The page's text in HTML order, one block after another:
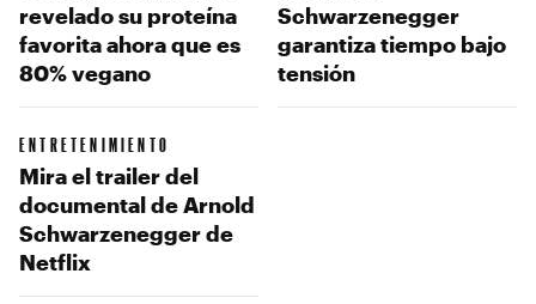
revelado su proteína
favorita ahora que es
80% vegano
Schwarzenegger
garantiza tiempo bajo
tensión
ENTRETENIMIENTO
Mira el trailer del
documental de Arnold
Schwarzenegger de
Netflix